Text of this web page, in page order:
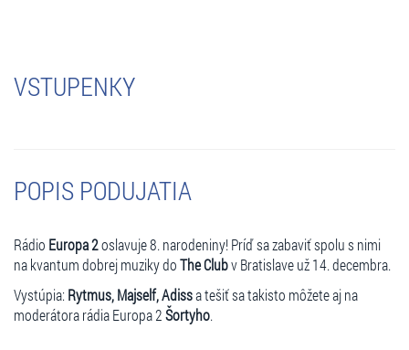
VSTUPENKY
POPIS PODUJATIA
Rádio Europa 2oslavuje 8. narodeniny! Príď sa zabaviť spolu s nimi
na kvantum dobrej muziky doThe Clubv Bratislave už 14. decembra.
Vystúpia: Rytmus, Majself, Adissa tešiť sa takisto môžete aj na
moderátora rádia Europa 2Šortyho.